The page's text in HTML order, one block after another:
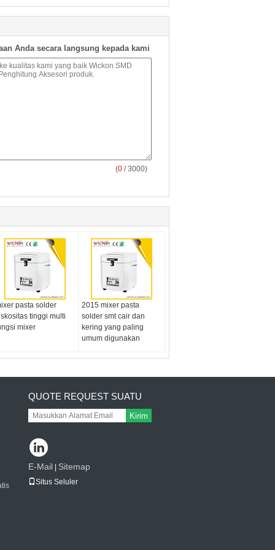
Anda secara langsung kepada kami
(0 / 3000)
pasta solder
tinggi multi
mixer
2015 mixer pasta
solder smt cair dan
kering yang paling
umum digunakan
QUOTE REQUEST SUATU
Kirim
E-Mail Sitemap
Situs Seluler